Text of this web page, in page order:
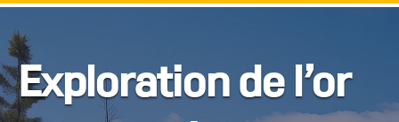
Exploration de l’or